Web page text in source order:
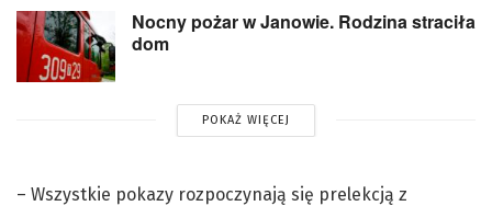
Nocny pożar w Janowie. Rodzina straciła
dom
POKAŻ WIĘCEJ
– Wszystkie pokazy rozpoczynają się prelekcją z